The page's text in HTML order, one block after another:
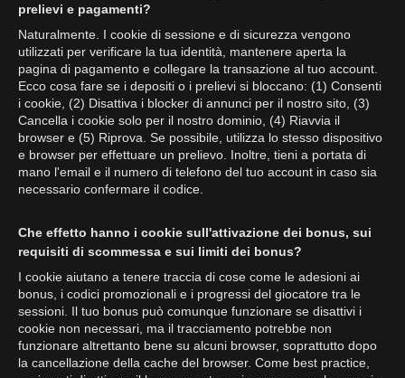
prelievi e pagamenti?
Naturalmente. I cookie di sessione e di sicurezza vengono
utilizzati per verificare la tua identità, mantenere aperta la
pagina di pagamento e collegare la transazione al tuo account.
Ecco cosa fare se i depositi o i prelievi si bloccano: (1) Consenti
i cookie, (2) Disattiva i blocker di annunci per il nostro sito, (3)
Cancella i cookie solo per il nostro dominio, (4) Riavvia il
browser e (5) Riprova. Se possibile, utilizza lo stesso dispositivo
e browser per effettuare un prelievo. Inoltre, tieni a portata di
mano l'email e il numero di telefono del tuo account in caso sia
necessario confermare il codice.
Che effetto hanno i cookie sull'attivazione dei bonus, sui
requisiti di scommessa e sui limiti dei bonus?
I cookie aiutano a tenere traccia di cose come le adesioni ai
bonus, i codici promozionali e i progressi del giocatore tra le
sessioni. Il tuo bonus può comunque funzionare se disattivi i
cookie non necessari, ma il tracciamento potrebbe non
funzionare altrettanto bene su alcuni browser, soprattutto dopo
la cancellazione della cache del browser. Come best practice,